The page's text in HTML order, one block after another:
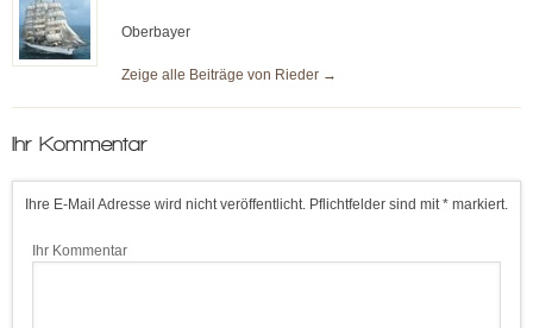
Oberbayer
Zeige alle Beiträge von Rieder →
Ihr Kommentar
Ihre E-Mail Adresse wird nicht veröffentlicht. Pflichtfelder sind mit * markiert.
Ihr Kommentar